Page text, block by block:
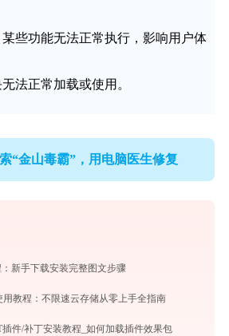
些功能无法正常执行，影响用户体
法正常加载或使用。
“金山毒霸”，用电脑医生修复
：新手下载安装完整图文步骤
用教程：不限速云存储从零上手全指南
件/补丁安装教程_如何加载插件效果包